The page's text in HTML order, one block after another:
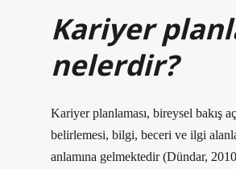
Kariyer
nelerdir?
Kariyer planlaması, bireysel bakış
belirlemesi, bilgi, beceri ve ilgi
anlamına gelmektedir (Dündar,